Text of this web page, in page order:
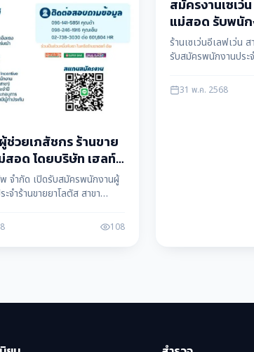
ช่วยเภสัชกร ร้านขาย
สอด โดยบริษัท เฮลท์
จำกัด เปิดรับสมัครพนักงานผู้
จำร้านขายยาโลตัส สาขา
นที ข้อมูลโดย แม่สอดดาต้า 108
สมัครงานเซเว่
แม่สอด รับพนัก
อัตรา ด่วน!
ร้านเซเว่นอีเลฟเว่น
รับสมัครพนักงานประ
เติมได้ที่เบอร์โทรศัพ
ดาต้า maesotdata
31 พ.ค. 2568